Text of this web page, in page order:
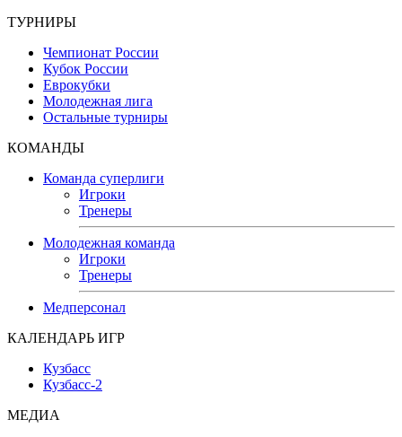
ТУРНИРЫ
Чемпионат России
Кубок России
Еврокубки
Молодежная лига
Остальные турниры
КОМАНДЫ
Команда суперлиги
Игроки
Тренеры
Молодежная команда
Игроки
Тренеры
Медперсонал
КАЛЕНДАРЬ ИГР
Кузбасс
Кузбасс-2
МЕДИА